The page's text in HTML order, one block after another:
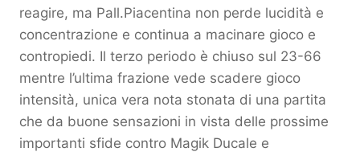
reagire, ma Pall.Piacentina non perde lucidità e
concentrazione e continua a macinare gioco e
contropiedi. Il terzo periodo è chiuso sul 23-66
mentre l’ultima frazione vede scadere gioco
intensità, unica vera nota stonata di una partita
che da buone sensazioni in vista delle prossime
importanti sfide contro Magik Ducale e